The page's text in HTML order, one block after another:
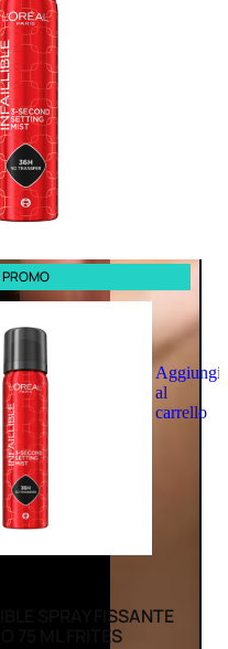
Aggiungi
al
carrello
PROMO
SPRAY FISSANTE
75 ML FRITES